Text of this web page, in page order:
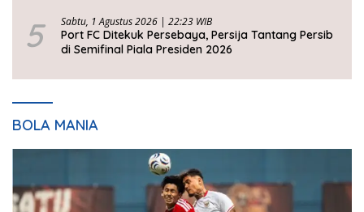
5 Sabtu, 1 Agustus 2026 | 22:23 WIB
Port FC Ditekuk Persebaya, Persija Tantang Persib
di Semifinal Piala Presiden 2026
BOLA MANIA